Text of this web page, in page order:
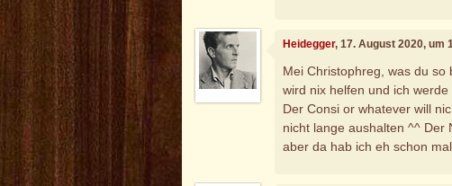
Heidegger, 17. August 2020, um
Mei Christophreg, was du so
wird nix helfen und ich
Der Consi or whatever will
nicht lange aushalten ^^ Der
aber da hab ich eh schon